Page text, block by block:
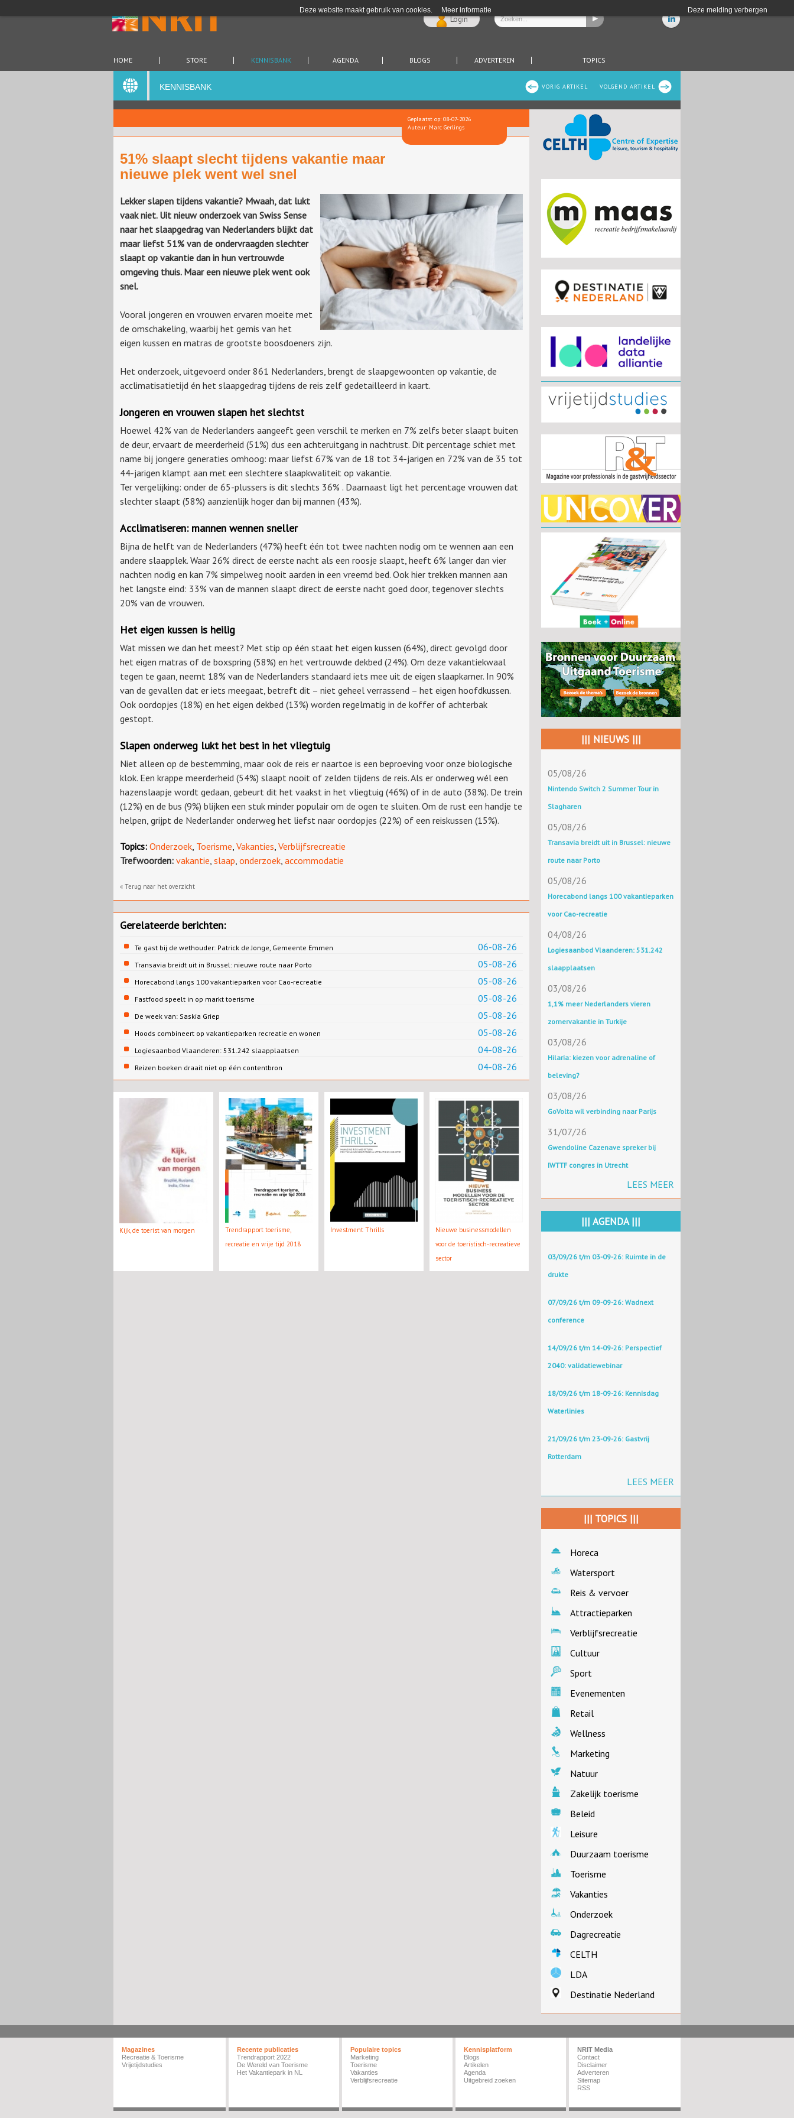
Deze website maakt gebruik van cookies. Meer informatie Deze melding verbergen
Login
HOME STORE KENNISBANK AGENDA BLOGS ADVERTEREN TOPICS
VOLGEND ARTIKEL
VORIG ARTIKEL
KENNISBANK
Geplaatst op: 08-07-2026
Auteur: Marc Gerlings
51% slaapt slecht tijdens vakantie maar
nieuwe plek went wel snel
Lekker slapen tijdens vakantie? Mwaah, dat lukt
vaak niet. Uit nieuw onderzoek van Swiss Sense
naar het slaapgedrag van Nederlanders blijkt dat
maar liefst 51% van de ondervraagden slechter
slaapt op vakantie dan in hun vertrouwde
omgeving thuis. Maar een nieuwe plek went ook
snel.
Vooral jongeren en vrouwen ervaren moeite met
de omschakeling, waarbij het gemis van het
eigen kussen en matras de grootste boosdoeners zijn.
Het onderzoek, uitgevoerd onder 861 Nederlanders, brengt de slaapgewoonten op vakantie, de
acclimatisatietijd én het slaapgedrag tijdens de reis zelf gedetailleerd in kaart.
Jongeren en vrouwen slapen het slechtst
Hoewel 42% van de Nederlanders aangeeft geen verschil te merken en 7% zelfs beter slaapt buiten
de deur, ervaart de meerderheid (51%) dus een achteruitgang in nachtrust. Dit percentage schiet met
name bij jongere generaties omhoog: maar liefst 67% van de 18 tot 34-jarigen en 72% van de 35 tot
44-jarigen klampt aan met een slechtere slaapkwaliteit op vakantie.
Ter vergelijking: onder de 65-plussers is dit slechts 36% . Daarnaast ligt het percentage vrouwen dat
slechter slaapt (58%) aanzienlijk hoger dan bij mannen (43%).
Acclimatiseren: mannen wennen sneller
Bijna de helft van de Nederlanders (47%) heeft één tot twee nachten nodig om te wennen aan een
andere slaapplek. Waar 26% direct de eerste nacht als een roosje slaapt, heeft 6% langer dan vier
nachten nodig en kan 7% simpelweg nooit aarden in een vreemd bed. Ook hier trekken mannen aan
het langste eind: 33% van de mannen slaapt direct de eerste nacht goed door, tegenover slechts
20% van de vrouwen.
Het eigen kussen is heilig
Wat missen we dan het meest? Met stip op één staat het eigen kussen (64%), direct gevolgd door
het eigen matras of de boxspring (58%) en het vertrouwde dekbed (24%). Om deze vakantiekwaal
tegen te gaan, neemt 18% van de Nederlanders standaard iets mee uit de eigen slaapkamer. In 90%
van de gevallen dat er iets meegaat, betreft dit – niet geheel verrassend – het eigen hoofdkussen.
Ook oordopjes (18%) en het eigen dekbed (13%) worden regelmatig in de koffer of achterbak
gestopt.
Slapen onderweg lukt het best in het vliegtuig
Niet alleen op de bestemming, maar ook de reis er naartoe is een beproeving voor onze biologische
klok. Een krappe meerderheid (54%) slaapt nooit of zelden tijdens de reis. Als er onderweg wél een
hazenslaapje wordt gedaan, gebeurt dit het vaakst in het vliegtuig (46%) of in de auto (38%). De trein
(12%) en de bus (9%) blijken een stuk minder populair om de ogen te sluiten. Om de rust een handje te
helpen, grijpt de Nederlander onderweg het liefst naar oordopjes (22%) of een reiskussen (15%).
Topics: Onderzoek Toerisme Vakanties Verblijfsrecreatie
Trefwoorden: vakantie slaap onderzoek accommodatie
« Terug naar het overzicht
Gerelateerde berichten:
06-08-26
Te gast bij de wethouder: Patrick de Jonge, Gemeente Emmen
05-08-26
Transavia breidt uit in Brussel: nieuwe route naar Porto
05-08-26
Horecabond langs 100 vakantieparken voor Cao-recreatie
05-08-26
Fastfood speelt in op markt toerisme
05-08-26
De week van: Saskia Griep
05-08-26
Hoods combineert op vakantieparken recreatie en wonen
04-08-26
Logiesaanbod Vlaanderen: 531.242 slaapplaatsen
04-08-26
Reizen boeken draait niet op één contentbron
Kijk, de toerist van morgen
Trendrapport toerisme,
recreatie en vrije tijd 2018
Investment Thrills
Nieuwe businessmodellen
voor de toeristisch-recreatieve
sector
||| NIEUWS |||
05/08/26
Nintendo Switch 2 Summer Tour in
Slagharen
05/08/26
Transavia breidt uit in Brussel: nieuwe
route naar Porto
05/08/26
Horecabond langs 100 vakantieparken
voor Cao-recreatie
04/08/26
Logiesaanbod Vlaanderen: 531.242
slaapplaatsen
03/08/26
1,1% meer Nederlanders vieren
zomervakantie in Turkije
03/08/26
Hilaria: kiezen voor adrenaline of
beleving?
03/08/26
GoVolta wil verbinding naar Parijs
31/07/26
Gwendoline Cazenave spreker bij
IWTTF congres in Utrecht
LEES MEER
||| AGENDA |||
03/09/26 t/m 03-09-26: Ruimte in de
drukte
07/09/26 t/m 09-09-26: Wadnext
conference
14/09/26 t/m 14-09-26: Perspectief
2040: validatiewebinar
18/09/26 t/m 18-09-26: Kennisdag
Waterlinies
21/09/26 t/m 23-09-26: Gastvrij
Rotterdam
LEES MEER
||| TOPICS |||
Horeca
Watersport
Reis & vervoer
Attractieparken
Verblijfsrecreatie
Cultuur
Sport
Evenementen
Retail
Wellness
Marketing
Natuur
Zakelijk toerisme
Beleid
Leisure
Duurzaam toerisme
Toerisme
Vakanties
Onderzoek
Dagrecreatie
CELTH
LDA
Destinatie Nederland
Magazines
Recreatie & Toerisme
Vrijetijdstudies
Recente publicaties
Trendrapport 2022
De Wereld van Toerisme
Het Vakantiepark in NL
Populaire topics
Marketing
Toerisme
Vakanties
Verblijfsrecreatie
Kennisplatform
Blogs
Artikelen
Agenda
Uitgebreid zoeken
NRIT Media
Contact
Disclaimer
Adverteren
Sitemap
RSS